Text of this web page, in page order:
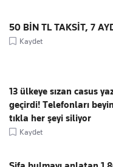
50 BİN TL TAKSİT, 7
Kaydet
13 ülkeye sızan casus
geçirdi! Telefonları
tıkla her şeyi siliyor
Kaydet